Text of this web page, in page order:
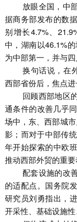
放眼全国，中
据商务部发布的数
别增长4.7%、
中，湖南以46.1%
为中部第一，并与四
换句话说，在
西部省份后，焦点进
回顾西部地区
通条件的改善几乎
场中，东、西部城
影；而对于中部传
年开始探索的中欧
推动西部外贸的重要
配套设施的改
的适配点。国务院
研究员刘勇指出，
开采性、基础设施性